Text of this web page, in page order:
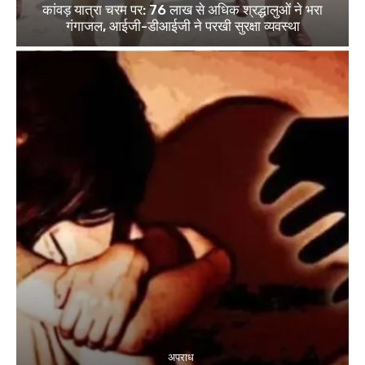
कांवड़ यात्रा चरम पर: 76 लाख से अधिक श्रद्धालुओं ने भरा
गंगाजल, आईजी-डीआईजी ने परखी सुरक्षा व्यवस्था
अपराध